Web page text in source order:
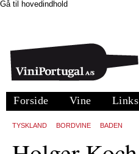
Gå til hovedindhold
Forside Vine Links
TYSKLAND BORDVINE BADEN